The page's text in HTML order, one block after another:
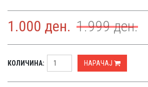
1.000 ден. 1.999ден.
КОЛИЧИНА: НАРАЧАЈ